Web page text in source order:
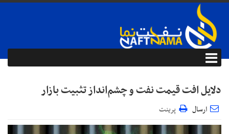
دلایل افت قیمت نفت و چشم‌انداز تثبیت بازار
ارسال پرینت